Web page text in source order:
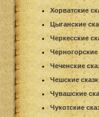
Хорватские
Цыганские
Черкесские
Черногорские
Чеченские
Чешские
Чувашские
Чукотские